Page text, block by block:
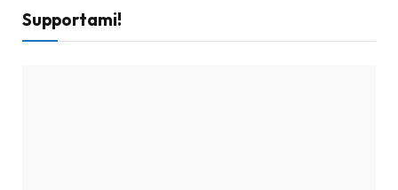
Supportami!